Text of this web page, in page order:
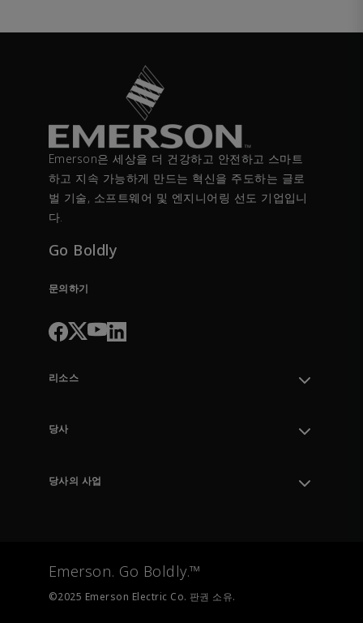
Emerson은 세상을 더 건강하고 안전하고 스마트
하고 지속 가능하게 만드는 혁신을 주도하는 글로
벌 기술, 소프트웨어 및 엔지니어링 선도 기업입니
다.
Go Boldly
문의하기
리소스
주문 추적
교육
당사
환경, 사회 및 거버넌스
당사의 사업
측정 계측
Emerson. Go Boldly.™
©2025 Emerson Electric Co. 판권 소유.